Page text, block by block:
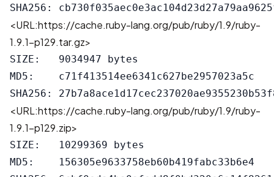
<URL:https://cache.ruby-lang.org/pub/ruby/1.9/ruby-
1.9.1-p129.tar.gz>
SIZE:   9034947 bytes
MD5:    c71f413514ee6341c627be2957023a5c
<URL:https://cache.ruby-lang.org/pub/ruby/1.9/ruby-
1.9.1-p129.zip>
SIZE:   10299369 bytes
MD5:    156305e9633758eb60b419fabc33b6e4